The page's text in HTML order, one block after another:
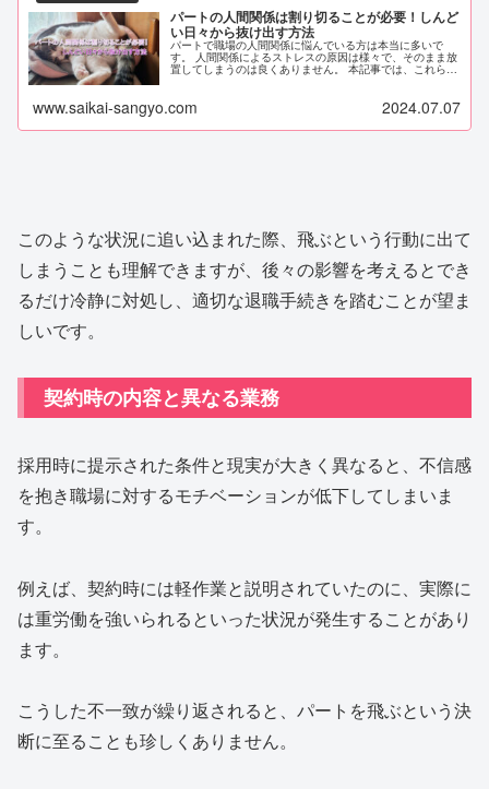
パートの人間関係は割り切ることが必要！しんど
い日々から抜け出す方法
パートで職場の人間関係に悩んでいる方は本当に多いで
す。 人間関係によるストレスの原因は様々で、そのまま放
置してしまうのは良くありません。 本記事では、これらの
問題に対処する為に割り切るコツ、適切な距離感の保ち方
www.saikai-sangyo.com 2024.07.07
このような状況に追い込まれた際、飛ぶという行動に出て
しまうことも理解できますが、後々の影響を考えるとでき
るだけ冷静に対処し、適切な退職手続きを踏むことが望ま
しいです。
契約時の内容と異なる業務
採用時に提示された条件と現実が大きく異なると、不信感
を抱き職場に対するモチベーションが低下してしまいま
す。
例えば、契約時には軽作業と説明されていたのに、実際に
は重労働を強いられるといった状況が発生することがあり
ます。
こうした不一致が繰り返されると、パートを飛ぶという決
断に至ることも珍しくありません。